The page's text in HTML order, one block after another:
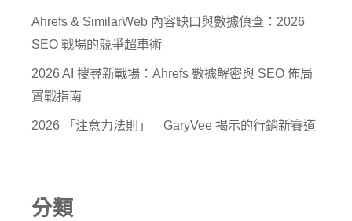
Ahrefs & SimilarWeb 內容缺口與數據偵查：2026
SEO 戰場的競爭超車術
2026 AI 搜尋新戰場：Ahrefs 數據解密與 SEO 佈局
實戰指南
2026 「注意力法則」 GaryVee 揭示的行銷新賽道
分類